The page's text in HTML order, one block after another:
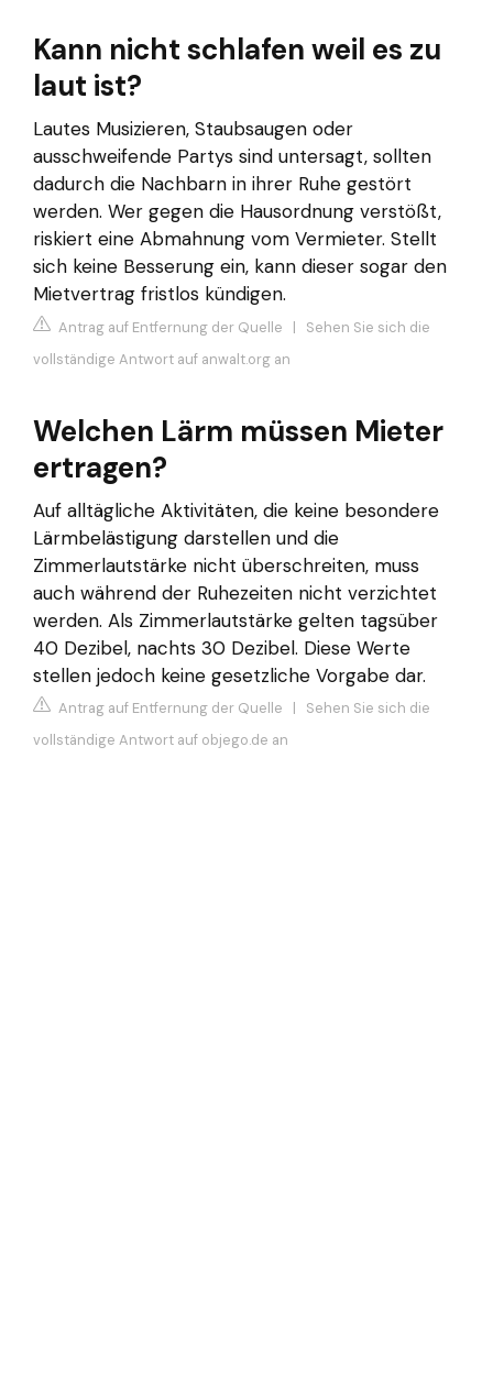
Kann nicht schlafen weil es zu
laut ist?
Lautes Musizieren, Staubsaugen oder
ausschweifende Partys sind untersagt, sollten
dadurch die Nachbarn in ihrer Ruhe gestört
werden. Wer gegen die Hausordnung verstößt,
riskiert eine Abmahnung vom Vermieter. Stellt
sich keine Besserung ein, kann dieser sogar den
Mietvertrag fristlos kündigen.
Antrag auf Entfernung der Quelle | Sehen Sie sich die
vollständige Antwort auf anwalt.org an
Welchen Lärm müssen Mieter
ertragen?
Auf alltägliche Aktivitäten, die keine besondere
Lärmbelästigung darstellen und die
Zimmerlautstärke nicht überschreiten, muss
auch während der Ruhezeiten nicht verzichtet
werden. Als Zimmerlautstärke gelten tagsüber
40 Dezibel, nachts 30 Dezibel. Diese Werte
stellen jedoch keine gesetzliche Vorgabe dar.
Antrag auf Entfernung der Quelle | Sehen Sie sich die
vollständige Antwort auf objego.de an